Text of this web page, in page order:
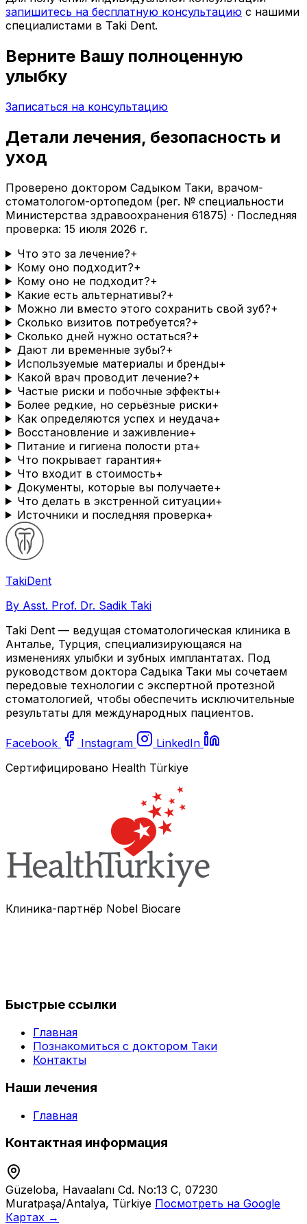
запишитесь на бесплатную консультацию с нашими
специалистами в Taki Dent.
Верните Вашу полноценную
улыбку
Записаться на консультацию
Детали лечения, безопасность и
уход
Проверено доктором Садыком Таки, врачом-
стоматологом-ортопедом (рег. № специальности
Министерства здравоохранения 61875) · Последняя
проверка: 15 июля 2026 г.
Что это за лечение?+
Кому оно подходит?+
Кому оно не подходит?+
Какие есть альтернативы?+
Можно ли вместо этого сохранить свой зуб?+
Сколько визитов потребуется?+
Сколько дней нужно остаться?+
Дают ли временные зубы?+
Используемые материалы и бренды+
Какой врач проводит лечение?+
Частые риски и побочные эффекты+
Более редкие, но серьёзные риски+
Как определяются успех и неудача+
Восстановление и заживление+
Питание и гигиена полости рта+
Что покрывает гарантия+
Что входит в стоимость+
Документы, которые вы получаете+
Что делать в экстренной ситуации+
Источники и последняя проверка+
TakiDent
By Asst. Prof. Dr. Sadik Taki
Taki Dent — ведущая стоматологическая клиника в
Анталье, Турция, специализирующаяся на
изменениях улыбки и зубных имплантатах. Под
руководством доктора Садыка Таки мы сочетаем
передовые технологии с экспертной протезной
стоматологией, чтобы обеспечить исключительные
результаты для международных пациентов.
Facebook Instagram
LinkedIn
Сертифицировано Health Türkiye
Клиника-партнёр Nobel Biocare
Быстрые ссылки
Главная
Познакомиться с доктором Таки
Контакты
Наши лечения
Главная
Контактная информация
Güzeloba, Havaalanı Cd. No:13 C, 07230
Muratpaşa/Antalya, Türkiye Посмотреть на Google
Картах →